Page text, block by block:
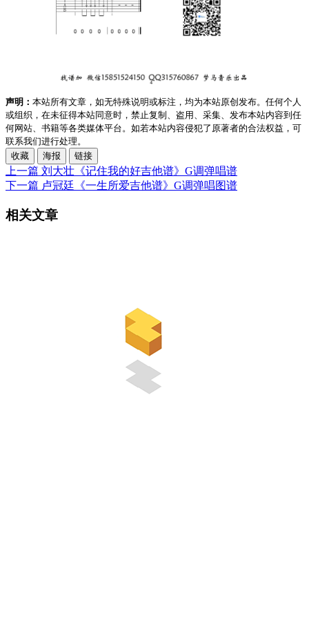
声明： 本站所有文章，如无特殊说明或标注，均为本站原创发布。任何个人
或组织，在未征得本站同意时，禁止复制、盗用、采集、发布本站内容到任
何网站、书籍等各类媒体平台。如若本站内容侵犯了原著者的合法权益，可
联系我们进行处理。
收藏
海报 链接
上一篇 刘大壮《记住我的好吉他谱》G调弹唱谱
下一篇 卢冠廷《一生所爱吉他谱》G调弹唱图谱
相关文章